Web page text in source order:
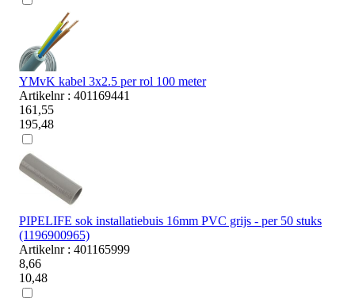
YMvK kabel 3x2.5 per rol 100 meter
Artikelnr : 401169441
161,55
195,48
PIPELIFE sok installatiebuis 16mm PVC grijs - per 50 stuks
(1196900965)
Artikelnr : 401165999
8,66
10,48